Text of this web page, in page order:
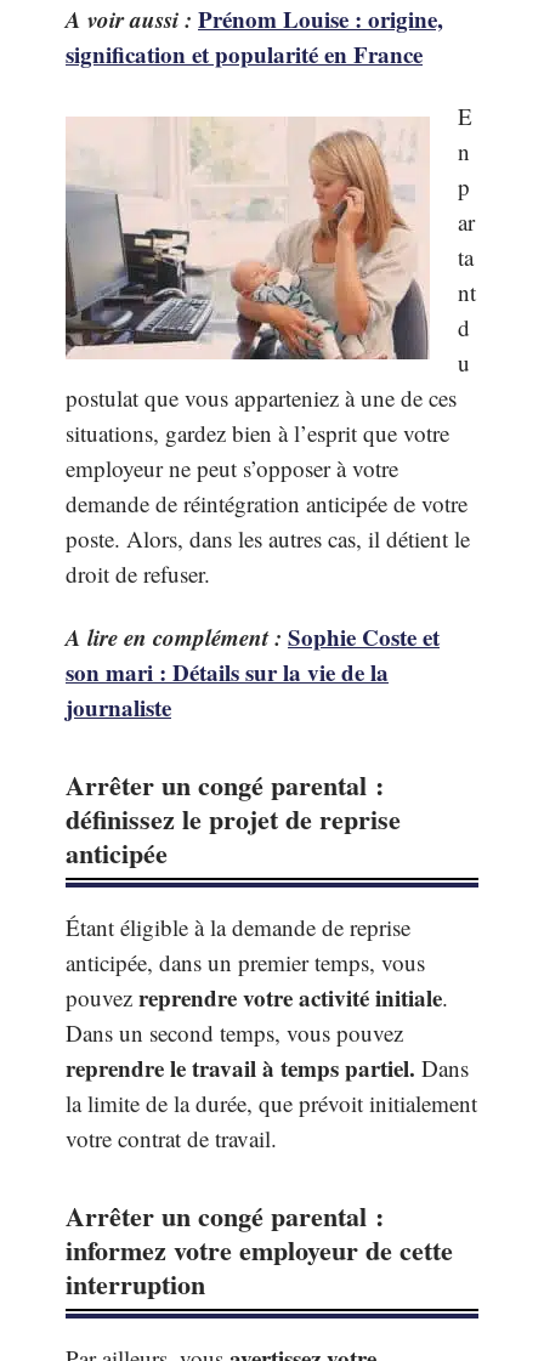
A voir aussi : Prénom Louise : origine,
signification et popularité en France
E
n
p
ar
ta
nt
d
u
postulat que vous apparteniez à une de ces
situations, gardez bien à l’esprit que votre
employeur ne peut s’opposer à votre
demande de réintégration anticipée de votre
poste. Alors, dans les autres cas, il détient le
droit de refuser.
A lire en complément : Sophie Coste et
son mari : Détails sur la vie de la
journaliste
Arrêter un congé parental :
définissez le projet de reprise
anticipée
Étant éligible à la demande de reprise
anticipée, dans un premier temps, vous
pouvez reprendrevotre activité initiale.
Dans un second temps, vous pouvez
reprendre le travail à temps partiel. Dans
la limite de la durée, que prévoit initialement
votre contrat de travail.
Arrêter un congé parental :
informez votre employeur de cette
interruption